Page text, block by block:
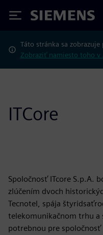
Siemens
Táto stránka sa
Zobraziť namiesto toho v
ITCore
Spoločnosť ITcore S.p.A.
zlúčením dvoch
Tecnotel, spája
telekomunikačnom trhu a
potrebnou pre spoločnosť